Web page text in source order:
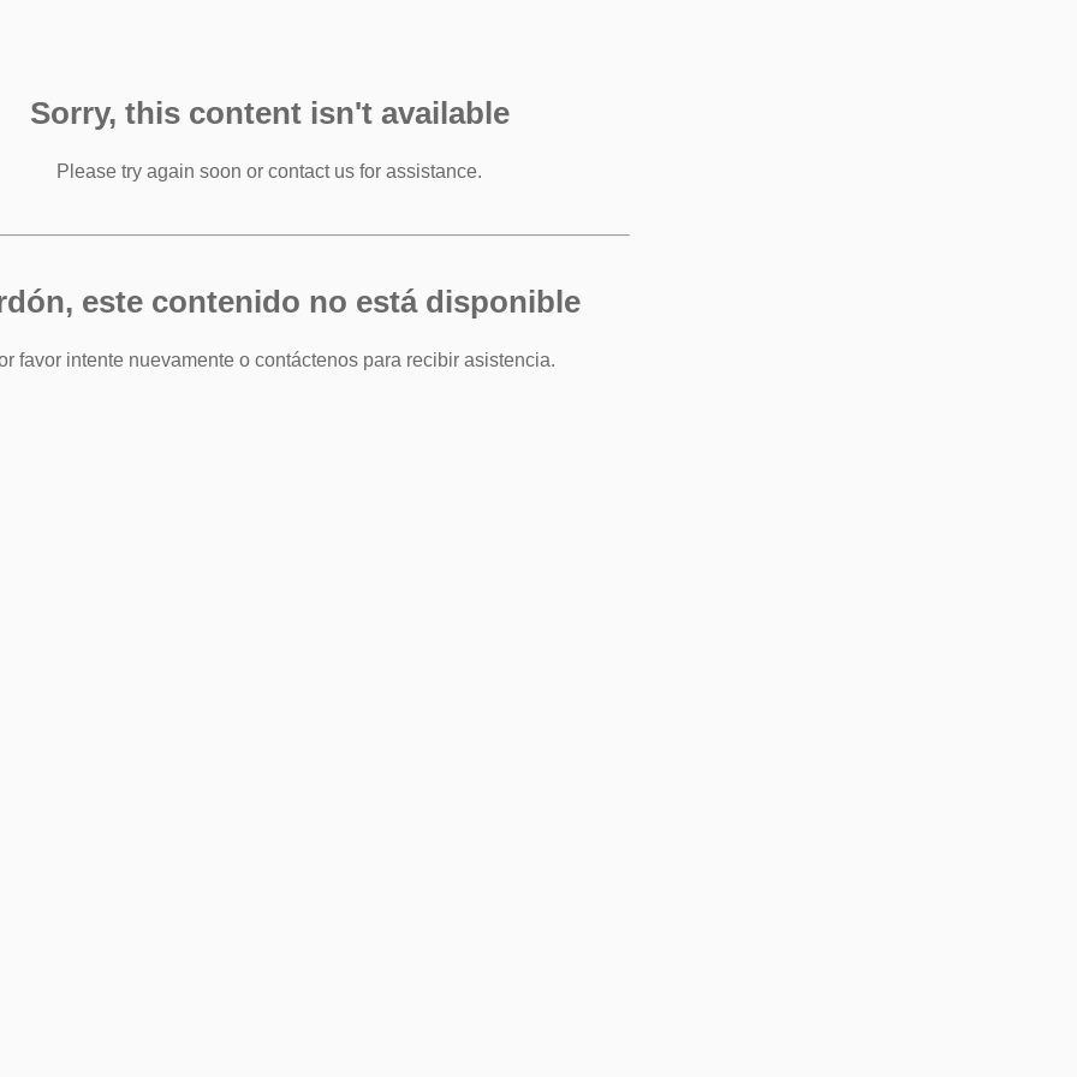
Sorry, this content isn't available
Please try again soon or contact us for assistance.
este contenido no está disponible
favor intente nuevamente o contáctenos para recibir asistencia.